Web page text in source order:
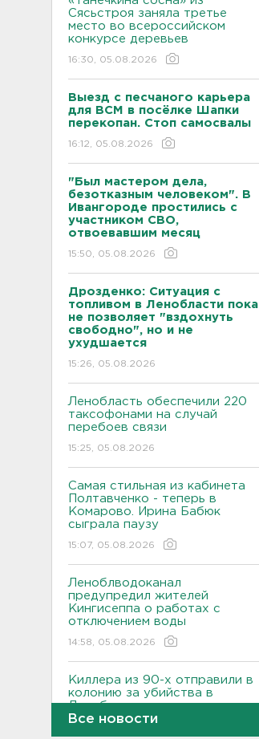
Сясьстроя заняла третье
место во всероссийском
конкурсе деревьев
16:30, 05.08.2026
Выезд с песчаного карьера
для ВСМ в посёлке Шапки
перекопан. Стоп самосвалы
16:12, 05.08.2026
"Был мастером дела,
безотказным человеком". В
Ивангороде простились с
участником СВО,
отвоевавшим месяц
15:50, 05.08.2026
Дрозденко: Ситуация с
топливом в Ленобласти пока
не позволяет "вздохнуть
свободно", но и не
ухудшается
15:26, 05.08.2026
Ленобласть обеспечили 220
таксофонами на случай
перебоев связи
15:25, 05.08.2026
Самая стильная из кабинета
Полтавченко - теперь в
Комарово. Ирина Бабюк
сыграла паузу
15:07, 05.08.2026
Леноблводоканал
предупредил жителей
Кингисеппа о работах с
отключением воды
14:58, 05.08.2026
Киллера из 90-х отправили в
колонию за убийства в
Ленобласти
Все новости